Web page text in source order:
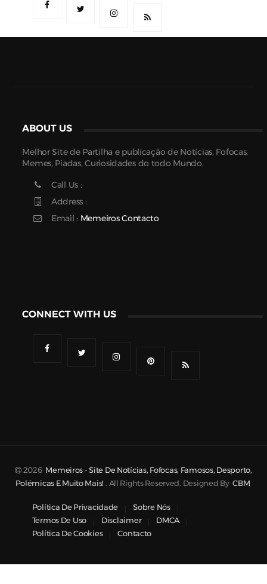
ABOUT US
Melhor Site de Partilha e publicação de Notícias, Fofocas,
Memes, Piadas, Curiosidades do todo Mundo.
Call Us :
Address :
Email : Memeiros Contacto
CONNECT WITH US
2026 Memeiros - Site De Notícias, Fofocas, Famosos, Desporto,
Polémicas E Muito Mais! . All Rights Reserved. Designed By CBM
Política De Privacidade
Sobre Nós
Termos De Uso
Disclaimer
DMCA
Política De Cookies
Contacto